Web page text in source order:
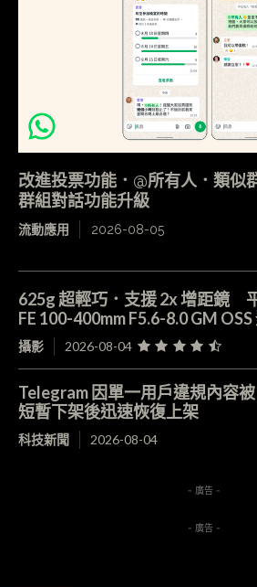
改進投票功能．@所有人．類
群組對話功能升級
流動應用 2026-08-05
625g 超輕巧．支援 2x 增距鏡
FE 100-400mm F5.6-8.0 GM OSS
攝影 2026-08-04
Telegram 因單一用戶違規內容
短暫下架後迅速恢復上架
科技新聞 2026-08-04
- 廣告 -
- 廣告 -